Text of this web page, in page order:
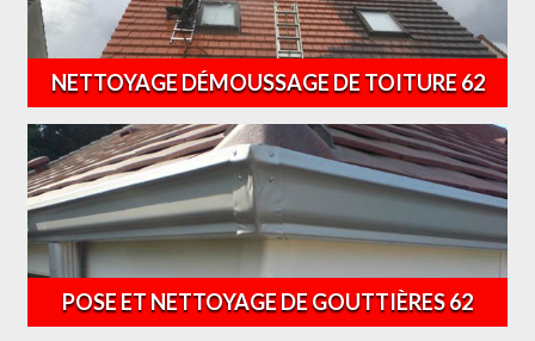
NETTOYAGE DÉMOUSSAGE DE TOITURE 62
POSE ET NETTOYAGE DE GOUTTIÈRES 62